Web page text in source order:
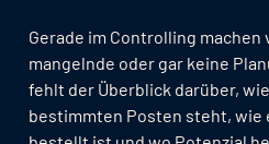
Gerade im Controlling
mangelnde oder gar keine
fehlt der Überblick darüber,
bestimmten Posten steht, wie